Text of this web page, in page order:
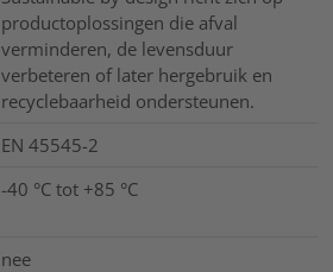
productoplossingen die afval
verminderen, de levensduur
verbeteren of later hergebruik en
recyclebaarheid ondersteunen.
EN 45545-2
-40 °C tot +85 °C
nee